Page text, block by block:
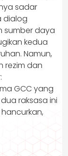
sadar
dialog
sumber daya
kedua
Namun,
rezim dan
GCC yang
raksasa ini